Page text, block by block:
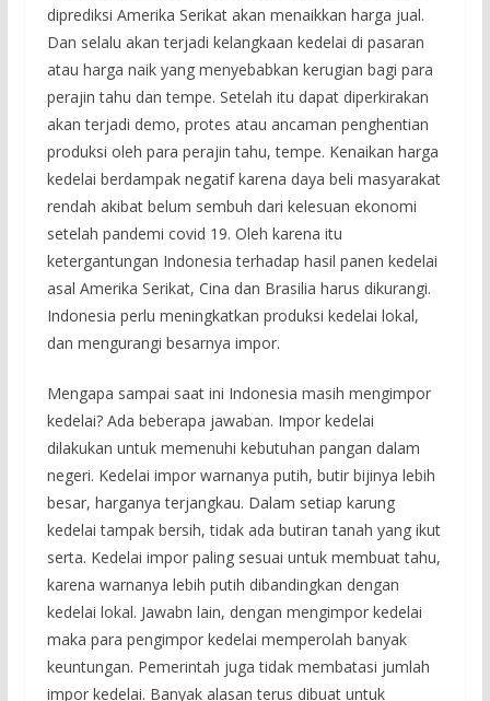
diprediksi Amerika Serikat akan menaikkan harga jual.
Dan selalu akan terjadi kelangkaan kedelai di pasaran
atau harga naik yang menyebabkan kerugian bagi para
perajin tahu dan tempe. Setelah itu dapat diperkirakan
akan terjadi demo, protes atau ancaman penghentian
produksi oleh para perajin tahu, tempe. Kenaikan harga
kedelai berdampak negatif karena daya beli masyarakat
rendah akibat belum sembuh dari kelesuan ekonomi
setelah pandemi covid 19. Oleh karena itu
ketergantungan Indonesia terhadap hasil panen kedelai
asal Amerika Serikat, Cina dan Brasilia harus dikurangi.
Indonesia perlu meningkatkan produksi kedelai lokal,
dan mengurangi besarnya impor.
Mengapa sampai saat ini Indonesia masih mengimpor
kedelai? Ada beberapa jawaban. Impor kedelai
dilakukan untuk memenuhi kebutuhan pangan dalam
negeri. Kedelai impor warnanya putih, butir bijinya lebih
besar, harganya terjangkau. Dalam setiap karung
kedelai tampak bersih, tidak ada butiran tanah yang ikut
serta. Kedelai impor paling sesuai untuk membuat tahu,
karena warnanya lebih putih dibandingkan dengan
kedelai lokal. Jawabn lain, dengan mengimpor kedelai
maka para pengimpor kedelai memperolah banyak
keuntungan. Pemerintah juga tidak membatasi jumlah
impor kedelai. Banyak alasan terus dibuat untuk